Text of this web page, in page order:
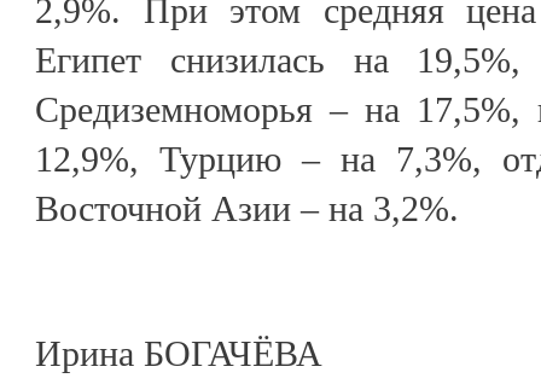
2,9%. При этом средняя
Египет снизилась на
Средиземноморья – на
12,9%, Турцию – на 7,3%,
Восточной Азии – на 3,2%.
Ирина БОГАЧЁВА